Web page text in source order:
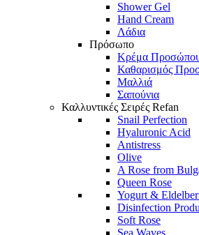
Shower Gel
Hand Cream
Λάδια
Πρόσωπο
Κρέμα
Καθαρισμός
Μαλλιά
Σαπούνια
Καλλυντικές Σειρές Refan
Snail Perfection
Hyaluronic Acid
Antistress
Olive
A Rose from
Queen Rose
Yogurt &
Disinfection
Soft Rose
Sea Waves